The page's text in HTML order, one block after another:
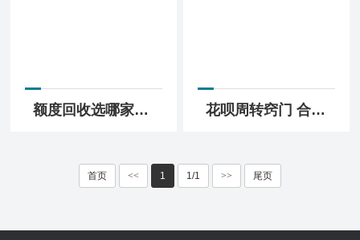
额度回收选哪家？2026避坑指南 花呗周转窍门 合法现金周转方法
首页 << 1 1/1 >> 尾页